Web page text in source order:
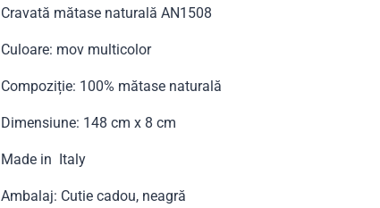
Cravată mătase naturală AN1508
Culoare: mov multicolor
Compoziție: 100% mătase naturală
Dimensiune: 148 cm x 8 cm
Made in Italy
Ambalaj: Cutie cadou, neagră